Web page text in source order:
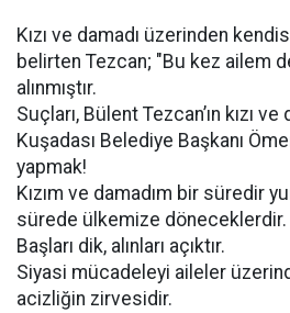
Kızı ve damadı üzerinden
belirten Tezcan; "Bu kez ailem
alınmıştır.
Suçları, Bülent Tezcan’ın kızı
Kuşadası Belediye Başkanı
yapmak!
Kızım ve damadım bir süredir
sürede ülkemize döneceklerdir.
Başları dik, alınları açıktır.
Siyasi mücadeleyi aileler
acizliğin zirvesidir.